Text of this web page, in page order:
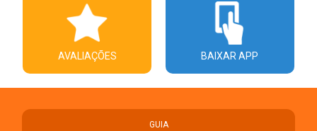
AVALIAÇÕES BAIXAR APP
GUIA